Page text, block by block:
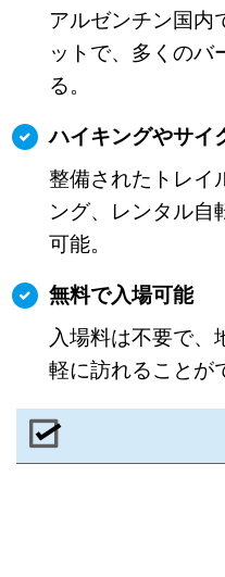
アルゼンチン国内
ットで、多くのバ
る。
ハイキングやサイ
整備されたトレイ
ング、レンタル自
可能。
無料で入場可能
入場料は不要で、
軽に訪れることが